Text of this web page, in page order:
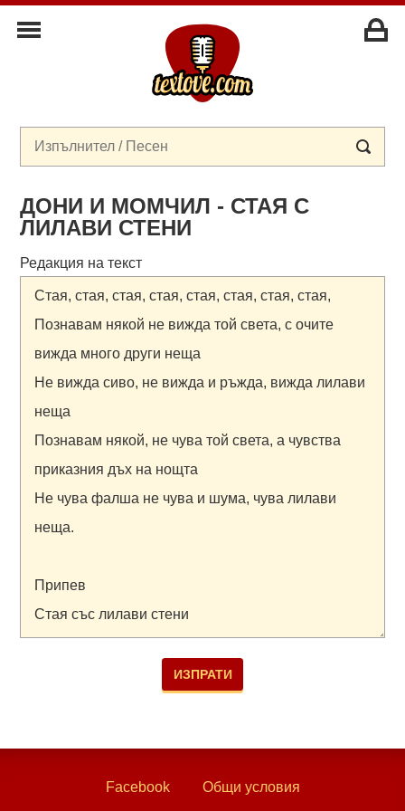
ДОНИ И МОМЧИЛ - СТАЯ С
ЛИЛАВИ СТЕНИ
Редакция на текст
Facebook Общи условия